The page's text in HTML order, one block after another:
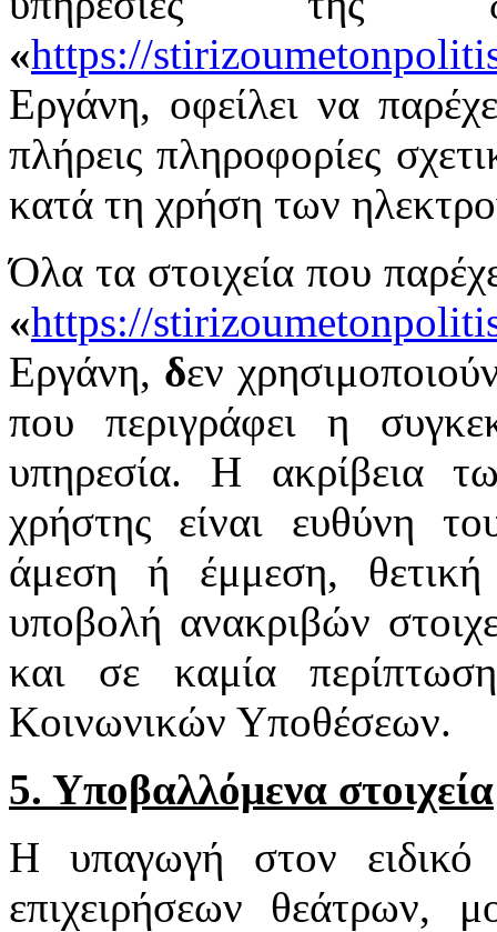
«https://
Εργάνη, οφείλει να
πλήρεις πληροφορίες
κατά τη χρήση των
Όλα τα στοιχεία που
«https://
Εργάνη, δεν
που περιγράφει η
υπηρεσία. Η ακρίβεια
χρήστης είναι ευθύνη
άμεση ή έμμεση,
υποβολή ανακριβών
και σε καμία
Κοινωνικών Υποθέσεων.
5. Υποβαλλόμενα στοιχεία
Η υπαγωγή στον ειδικό
επιχειρήσεων θεάτρων,